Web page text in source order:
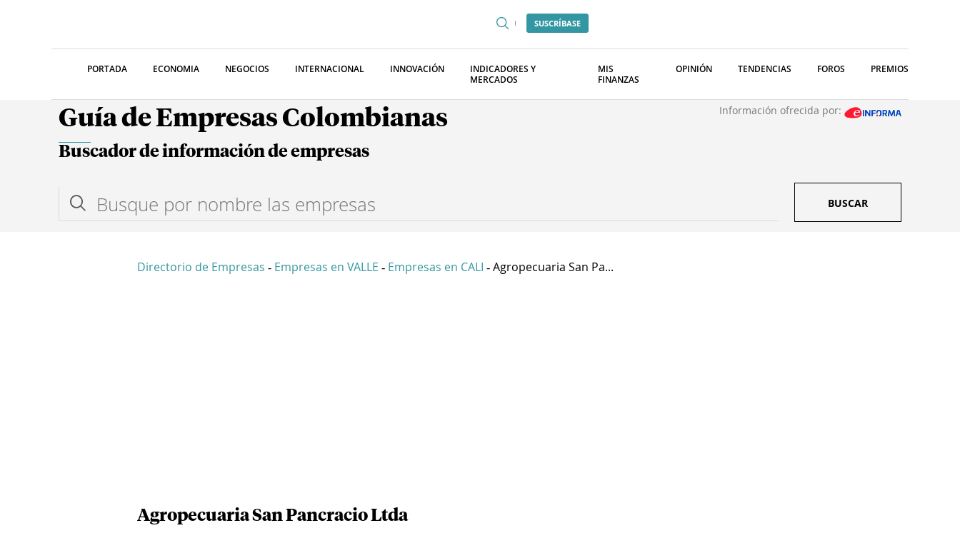
SUSCRÍBASE
PORTADA ECONOMIA NEGOCIOS INTERNACIONAL INNOVACIÓN
INDICADORES Y
MERCADOS
MIS
FINANZAS
OPINIÓN TENDENCIAS FOROS PREMIOS
Guía de Empresas Colombianas Información ofrecida por:
Buscador de información de empresas
BUSCAR
Directorio de Empresas - Empresas en VALLE - Empresas en CALI - Agropecuaria San Pa...
Agropecuaria San Pancracio Ltda